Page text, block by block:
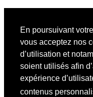
En poursuivant
vous acceptez nos
d’utilisation et
soient utilisés afin
expérience
contenus